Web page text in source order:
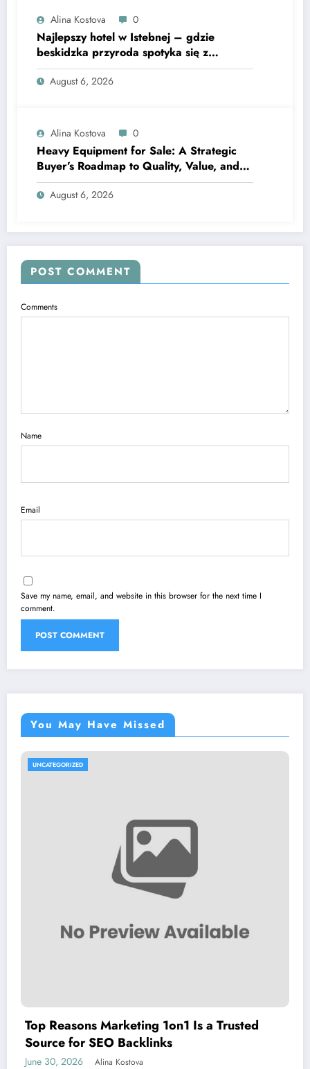
Alina Kostova 0
Najlepszy hotel w Istebnej – gdzie
beskidzka przyroda spotyka się z
lawendową magią
August 6, 2026
Alina Kostova 0
Heavy Equipment for Sale: A Strategic
Buyer’s Roadmap to Quality, Value, and
Financing
August 6, 2026
POST COMMENT
Comments
Name
Email
Save my name, email, and website in this browser for the next time I
comment.
You May Have Missed
UNCATEGORIZED
Top Reasons Marketing 1on1 Is a Trusted
Source for SEO Backlinks
June 30, 2026 Alina Kostova